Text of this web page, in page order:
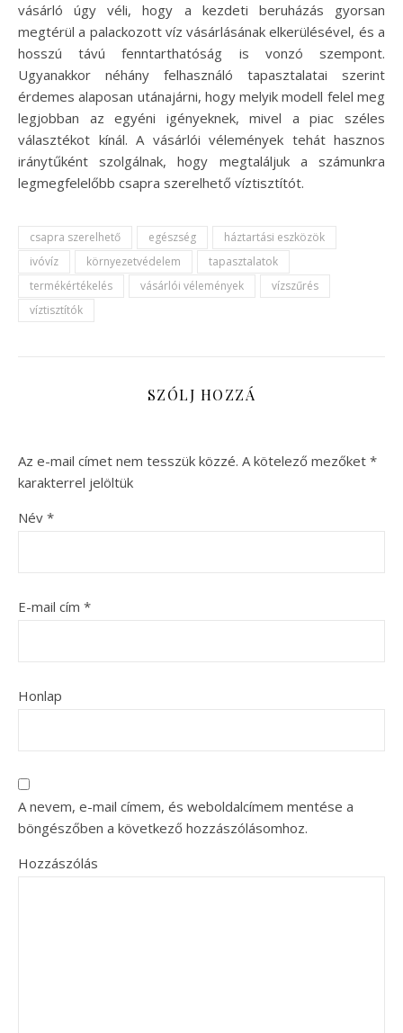
vásárló úgy véli, hogy a kezdeti beruházás gyorsan
megtérül a palackozott víz vásárlásának elkerülésével, és a
hosszú távú fenntarthatóság is vonzó szempont.
Ugyanakkor néhány felhasználó tapasztalatai szerint
érdemes alaposan utánajárni, hogy melyik modell felel meg
legjobban az egyéni igényeknek, mivel a piac széles
választékot kínál. A vásárlói vélemények tehát hasznos
iránytűként szolgálnak, hogy megtaláljuk a számunkra
legmegfelelőbb csapra szerelhető víztisztítót.
csapra szerelhető egészség
háztartási eszközök
ivóvíz
környezetvédelem
tapasztalatok
termékértékelés
vásárlói vélemények
vízszűrés
víztisztítók
SZÓLJ HOZZÁ
Az e-mail címet nem tesszük közzé. A kötelező mezőket *
karakterrel jelöltük
Név *
E-mail cím *
Honlap
A nevem, e-mail címem, és weboldalcímem mentése a
böngészőben a következő hozzászólásomhoz.
Hozzászólás